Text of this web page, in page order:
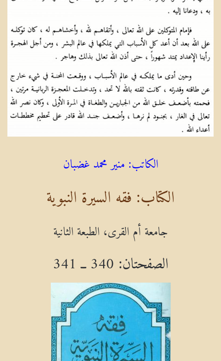
الكاتب: منير محمد غضبان
الكتاب: فقه السيرة النبوية
جامعة أم القرى، الطبعة الثانية
الصفحتان: 340 ــ 341